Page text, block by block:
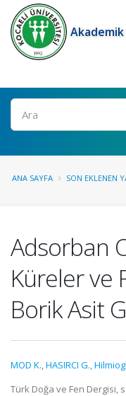
Ara
ANA SAYFA SON EKLENEN
Adsorban
Küreler ve
Borik Asit
MOD K.,HASIRCI G.,
Türk Doğa ve Fen Dergisi,